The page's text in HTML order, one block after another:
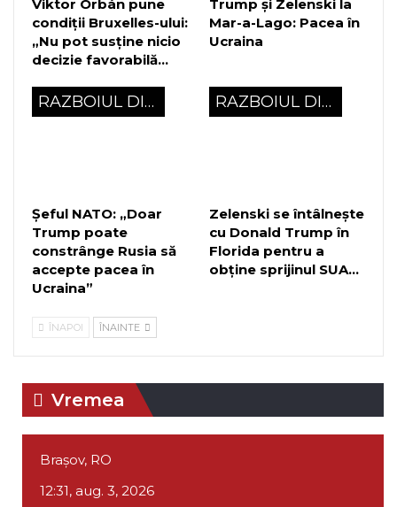
Viktor Orbán pune
condiții Bruxelles-ului:
„Nu pot susține nicio
decizie favorabilă…
Trump și Zelenski la
Mar-a-Lago: Pacea în
Ucraina
RAZBOIUL DIN UCRAINA
Șeful NATO: „Doar
Trump poate
constrânge Rusia să
accepte pacea în
Ucraina”
RAZBOIUL DIN UCRAINA
Zelenski se întâlnește
cu Donald Trump în
Florida pentru a
obține sprijinul SUA…
ÎNAPOI ÎNAINTE
Vremea
Braşov, RO
12:31, aug. 3, 2026